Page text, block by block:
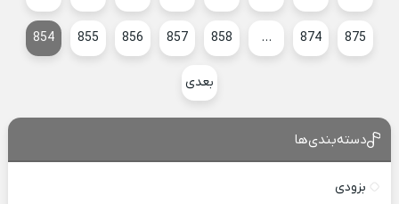
854 855 856 857 858 … 874 875
بعدی
دسته‌بندی‌ها
بزودی